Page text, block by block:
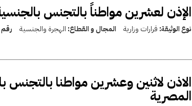
الإذن لعشرين مواطناً بالتجنس
نوع الوثيقة: قرارات وزارية المجال و القطاع: الهجرة والجنسية
الاذن لاثنين وعشرين مواطنا بالتجنس
المصرية